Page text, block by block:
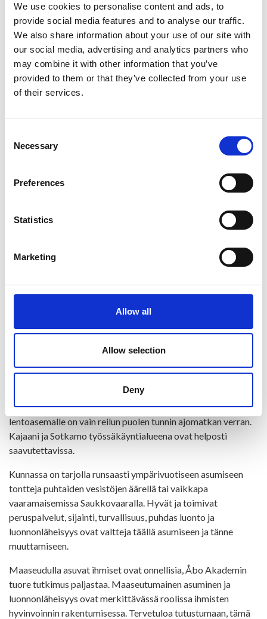
We use cookies to personalise content and ads, to
provide social media features and to analyse our traffic.
We also share information about your use of our site with
our social media, advertising and analytics partners who
may combine it with other information that you’ve
provided to them or that they’ve collected from your use
of their services.
Selection
Necessary
Preferences
Statistics
Marketing
Allow all
Allow selection
Deny
liikuntaa vesiallastoimintoineen kaiken ikäisille huomioiden
myös ikäihmiset. Huolimatta siitä, että kunta on saanut
senioripitäjän ”leiman”, emme ole unohtaneet nuoria ja lapsia.
Toimivat ja hyvät peruspalvelut vauvasta vaariin halutaan
pitää kunnassa edelleen.
Vanhan terveyskeskuksen korvaava uusi hoivatalo valmistuu
monikäyttöiset tilat. Hoivataloon tulee tilat niin soten,
kunnan kuin yksityisenkin toimijan tarpeisiin. Tiloihin tulee 34
hoiva-asuntoa, joista yksityiselle toimijalle 22 ja sotelle 12.
neuvola ja fysioterapia saavat uudet nykyaikaiset tilat.
Päiväkoti saa hoivatalosta uudet tilat ja myös kunnan ja soten
Tilaratkaisu on hyvä esimerkki siitä, että kaikki - niin
talossa. Omia rakennuksia jokaiselle eri toimijalle ei ole enää
varaa ylläpitää tai rakentaa. Toivoa vain sopii, että käsillä
peruspalvelut säilyvät edelleen täällä lähellä kuntalaisia.
Puitteet toiminnan tarkoituksenmukaiselle ja taloudelliselle
katsoen kunnossa.
Ristijärven kunta on sijainniltaan ja kulkuyhteyksiltään
Kainuun maakuntakeskuksen kainalossa ihanteellisella
paikalla. Matkaa maakuntakuntakeskukseen, rautatie- ja
lentoasemalle on vain reilun puolen tunnin ajomatkan verran.
Kajaani ja Sotkamo työssäkäyntialueena ovat helposti
saavutettavissa.
Kunnassa on tarjolla runsaasti ympärivuotiseen asumiseen
tontteja puhtaiden vesistöjen äärellä tai vaikkapa
vaaramaisemissa Saukkovaaralla. Hyvät ja toimivat
peruspalvelut, sijainti, turvallisuus, puhdas luonto ja
luonnonläheisyys ovat valtteja täällä asumiseen ja tänne
muuttamiseen.
Maaseudulla asuvat ihmiset ovat onnellisia, Åbo Akademin
tuore tutkimus paljastaa. Maaseutumainen asuminen ja
luonnonläheisyys ovat merkittävässä roolissa ihmisten
hyvinvoinnin rakentumisessa. Tervetuloa tutustumaan, tämä